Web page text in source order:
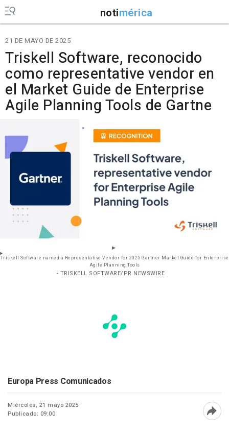
notimérica
21 DE MAYO DE 2025
Triskell Software, reconocido
como representative vendor en
el Market Guide de Enterprise
Agile Planning Tools de Gartne
Triskell Software named a Representative Vendor for 2025 Gartner Market Guide for Enterprise
Agile Planning Tools
- TRISKELL SOFTWARE/PR NEWSWIRE
Europa Press Comunicados
Miércoles, 21 mayo 2025
Publicado: 09:00